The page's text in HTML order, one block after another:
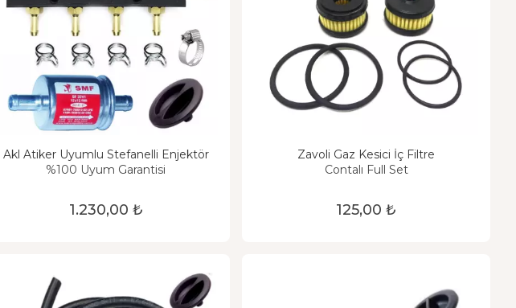
Akl Atiker Uyumlu Stefanelli Enjektör
%100 Uyum Garantisi
1.230,00 ₺
Zavoli Gaz Kesici İç Filtre
Contalı Full Set
125,00 ₺